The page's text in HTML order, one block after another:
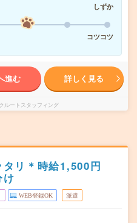
しずか
コツコツ
進む 詳しく見る
ルートスタッフィング
タリ＊時給1,500円
け
WEB登録OK 派遣